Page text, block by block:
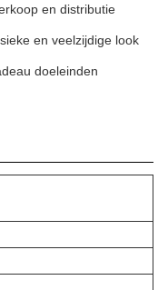
en distributie
en veelzijdige look
doeleinden